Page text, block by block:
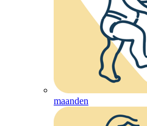
maanden